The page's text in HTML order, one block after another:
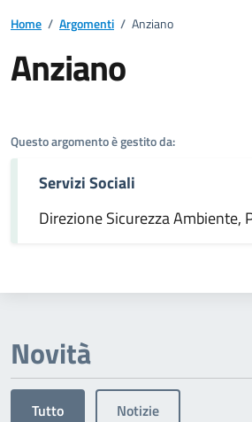
Home / Argomenti / Anziano
Anziano
Questo argomento è gestito da:
Servizi Sociali
Direzione Sicurezza Ambiente,
Novità
Tutto Notizie